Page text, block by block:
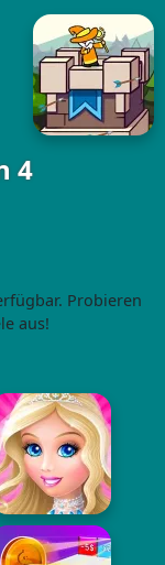
4
Probieren
aus!